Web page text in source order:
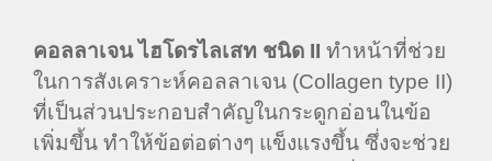
คอลลาเจน ไฮโดรไลเสท ชนิด II ทำหน้าที่ช่วย
ในการสังเคราะห์คอลลาเจน (Collagen type II)
ที่เป็นส่วนประกอบสำคัญในกระดูกอ่อนในข้อ
เพิ่มขึ้น ทำให้ข้อต่อต่างๆ แข็งแรงขึ้น ซึ่งจะช่วย